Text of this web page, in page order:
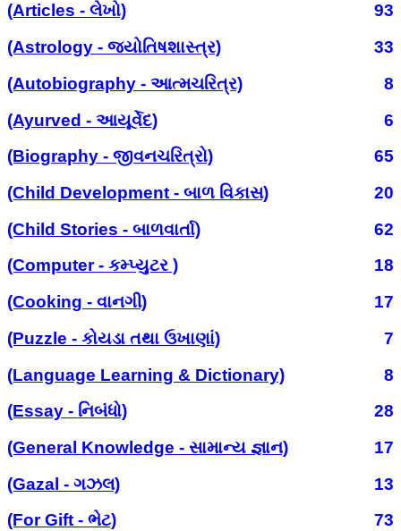
(Articles - લેખો)
93
(Astrology - જ્યોતિષશાસ્ત્ર)
33
(Autobiography - આત્મચરિત્ર)
8
(Ayurved - આયૂર્વેદ)
6
(Biography - જીવનચરિત્રો)
65
(Child Development - બાળ વિકાસ)
20
(Child Stories - બાળવાર્તા)
62
(Computer - કમ્પ્યુટર )
18
(Cooking - વાનગી)
17
(Puzzle - કોયડા તથા ઉખાણાં)
7
(Language Learning & Dictionary)
8
(Essay - નિબંધો)
28
(General Knowledge - સામાન્ય જ્ઞાન)
17
(Gazal - ગઝલ)
13
(For Gift - ભેટ)
73